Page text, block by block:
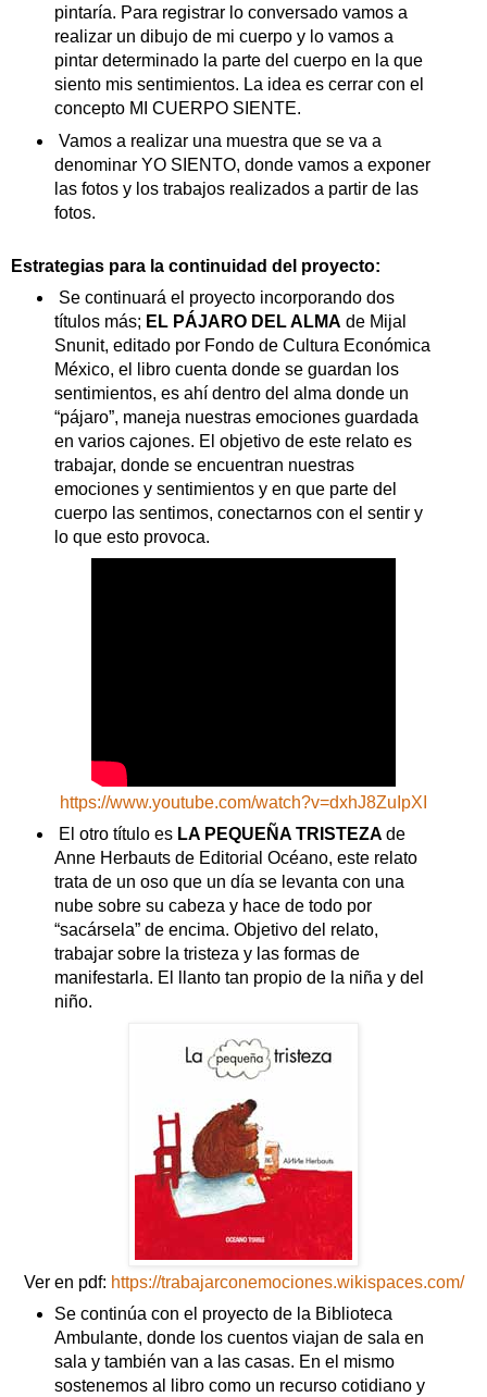
pintaría. Para registrar lo conversado vamos a
realizar un dibujo de mi cuerpo y lo vamos a
pintar determinado la parte del cuerpo en la que
siento mis sentimientos. La idea es cerrar con el
concepto MI CUERPO SIENTE.
Vamos a realizar una muestra que se va a
denominar YO SIENTO, donde vamos a exponer
las fotos y los trabajos realizados a partir de las
fotos.
Estrategias para la continuidad del proyecto:
Se continuará el proyecto incorporando dos
títulos más; EL PÁJARO DEL ALMA de Mijal
Snunit, editado por Fondo de Cultura Económica
México, el libro cuenta donde se guardan los
sentimientos, es ahí dentro del alma donde un
“pájaro”, maneja nuestras emociones guardada
en varios cajones. El objetivo de este relato es
trabajar, donde se encuentran nuestras
emociones y sentimientos y en que parte del
cuerpo las sentimos, conectarnos con el sentir y
lo que esto provoca.
https://www.youtube.com/watch?v=dxhJ8ZuIpXI
El otro título es LA PEQUEÑA TRISTEZA de
Anne Herbauts de Editorial Océano, este relato
trata de un oso que un día se levanta con una
nube sobre su cabeza y hace de todo por
“sacársela” de encima. Objetivo del relato,
trabajar sobre la tristeza y las formas de
manifestarla. El llanto tan propio de la niña y del
niño.
Ver en pdf: https://trabajarconemociones.wikispaces.com/
Se continúa con el proyecto de la Biblioteca
Ambulante, donde los cuentos viajan de sala en
sala y también van a las casas. En el mismo
sostenemos al libro como un recurso cotidiano y